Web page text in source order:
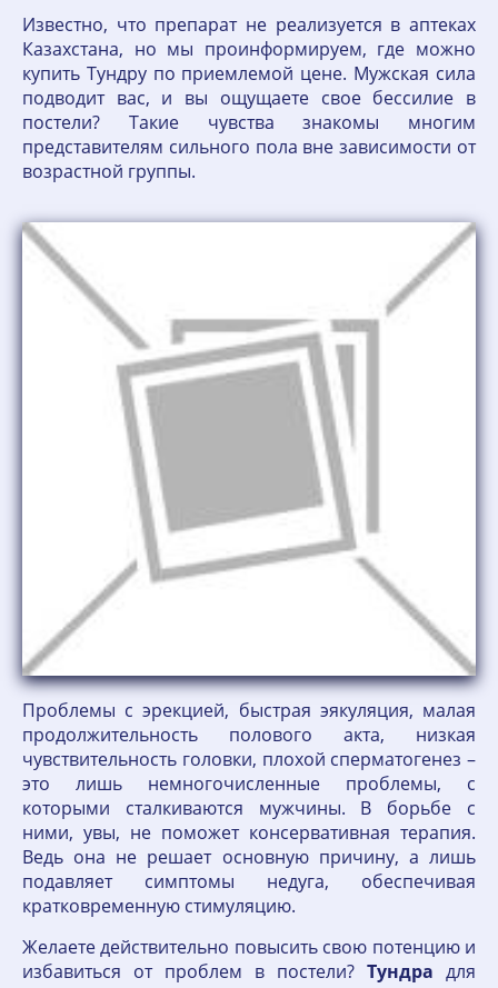
Известно, что препарат не реализуется в аптеках
Казахстана, но мы проинформируем, где можно
купить Тундру по приемлемой цене. Мужская сила
подводит вас, и вы ощущаете свое бессилие в
постели? Такие чувства знакомы многим
представителям сильного пола вне зависимости от
возрастной группы.
Проблемы с эрекцией, быстрая эякуляция, малая
продолжительность полового акта, низкая
чувствительность головки, плохой сперматогенез –
это лишь немногочисленные проблемы, с
которыми сталкиваются мужчины. В борьбе с
ними, увы, не поможет консервативная терапия.
Ведь она не решает основную причину, а лишь
подавляет симптомы недуга, обеспечивая
кратковременную стимуляцию.
Желаете действительно повысить свою потенцию и
избавиться от проблем в постели? Тундра для